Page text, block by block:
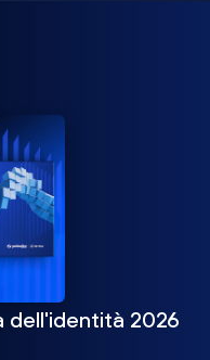
dell'identità 2026